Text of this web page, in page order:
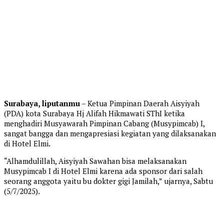
Surabaya, liputanmu – Ketua Pimpinan Daerah Aisyiyah
(PDA) kota Surabaya Hj Alifah Hikmawati SThI ketika
menghadiri Musyawarah Pimpinan Cabang (Musypimcab) I,
sangat bangga dan mengapresiasi kegiatan yang dilaksanakan
di Hotel Elmi.
“Alhamdulillah, Aisyiyah Sawahan bisa melaksanakan
Musypimcab I di Hotel Elmi karena ada sponsor dari salah
seorang anggota yaitu bu dokter gigi Jamilah,” ujarnya, Sabtu
(5/7/2025).